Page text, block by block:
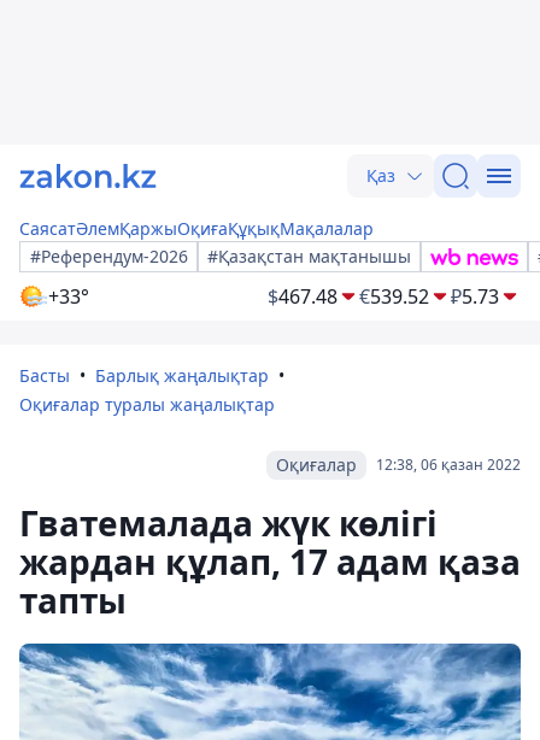
Қаз
СаясатӘлемҚаржыОқиғаҚұқықМақалалар
#Референдум-2026
#Қазақстан мақтанышы
+33° $467.48 €539.52 ₽5.73
Басты
Барлық жаңалықтар
Оқиғалар туралы жаңалықтар
12:38, 06 қазан 2022
Оқиғалар
Гватемалада жүк көлігі
жардан құлап, 17 адам қаза
тапты